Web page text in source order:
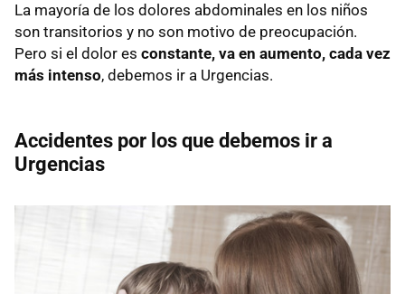
La mayoría de los dolores abdominales en los niños
son transitorios y no son motivo de preocupación.
Pero si el dolor es constante, va en aumento, cada vez
más intenso, debemos ir a Urgencias.
Accidentes por los que debemos ir a
Urgencias